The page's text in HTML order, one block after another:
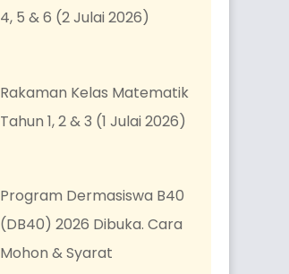
4, 5 & 6 (2 Julai 2026)
Rakaman Kelas Matematik
Tahun 1, 2 & 3 (1 Julai 2026)
Program Dermasiswa B40
(DB40) 2026 Dibuka. Cara
Mohon & Syarat